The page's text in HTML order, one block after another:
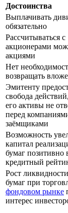
Достоинства
Выплачивать
обязательно
Рассчитываться с
акционерами
акциями
Нет
возвращать
Эмитенту
свобода
его активы не
перед
заёмщиками
Возможность
капитал
бумаг позитивно
кредитный
Рост
бумаг при
фондовом рынке
интерес